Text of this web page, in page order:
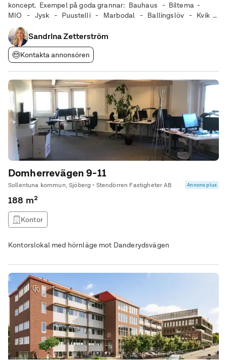
koncept. Exempel på goda grannar: Bauhaus - Biltema -
MIO - Jysk - Puustelli - Marbodal - Ballingslöv - Kvik
- HTH Kök - Säkra Fastigheter - Poolkungen - Nordic Pool
-
Sandrina Zetterström
Kontakta annonsören
Domherrevägen 9-11
Sollentuna kommun, Sjöberg • Stendörren Fastigheter AB Annons plus
188 m²
Kontor
Kontorslokal med hörnläge mot Danderydsvägen